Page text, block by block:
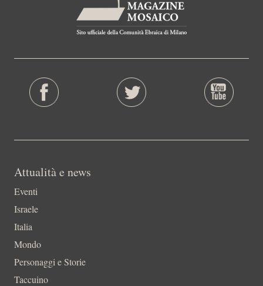
Attualità e news
Eventi
Israele
Italia
Mondo
Personaggi e Storie
Taccuino